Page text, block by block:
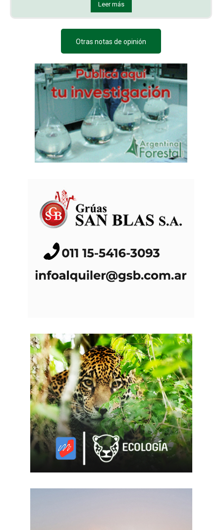
Leer más
Otras notas de opinión